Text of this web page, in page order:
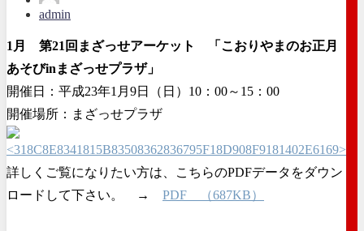
admin
1月 第21回まざっせアーケット 「こおりやまのお正月
あそびinまざっせプラザ」
開催日：平成23年1月9日（日）10：00～15：00
開催場所：まざっせプラザ
詳しくご覧になりたい方は、こちらのPDFデータをダウン
ロードして下さい。 → PDF （687KB）